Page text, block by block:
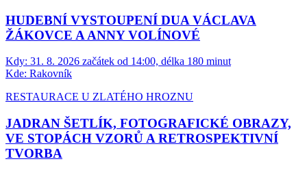
HUDEBNÍ VYSTOUPENÍ DUA VÁCLAVA
ŽÁKOVCE A ANNY VOLÍNOVÉ
Kdy: 31. 8. 2026 začátek od 14:00, délka 180 minut
Kde: Rakovník
RESTAURACE U ZLATÉHO HROZNU
JADRAN ŠETLÍK, FOTOGRAFICKÉ OBRAZY,
VE STOPÁCH VZORŮ A RETROSPEKTIVNÍ
TVORBA